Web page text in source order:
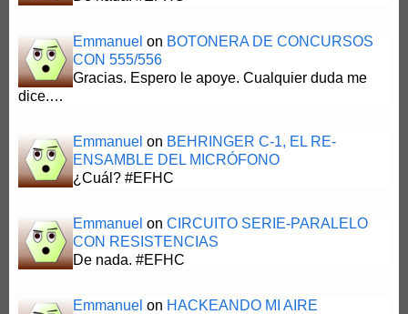
Emmanuel on BOTONERA DE CONCURSOS
CON 555/556
Gracias. Espero le apoye. Cualquier duda me
dice.…
Emmanuel on BEHRINGER C-1, EL RE-
ENSAMBLE DEL MICRÓFONO
¿Cuál? #EFHC
Emmanuel on CIRCUITO SERIE-PARALELO
CON RESISTENCIAS
De nada. #EFHC
Emmanuel on HACKEANDO MI AIRE